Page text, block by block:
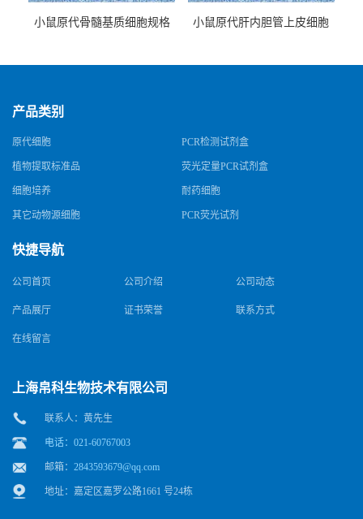
小鼠原代骨髓基质细胞规格
小鼠原代肝内胆管上皮细胞
产品类别
原代细胞 PCR检测试剂盒
植物提取标准品 荧光定量PCR试剂盒
细胞培养 耐药细胞
其它动物源细胞 PCR荧光试剂
快捷导航
公司首页 公司介绍 公司动态
产品展厅 证书荣誉 联系方式
在线留言
上海帛科生物技术有限公司
联系人：黄先生
电话：021-60767003
邮箱： 2843593679@qq.com
地址：嘉定区嘉罗公路1661 号24栋